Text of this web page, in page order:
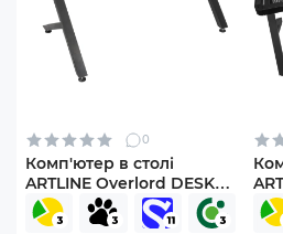
0
Комп'ютер в столі
ARTLINE Overlord DESK
Windows 11 Pro
(DESKv18Win)